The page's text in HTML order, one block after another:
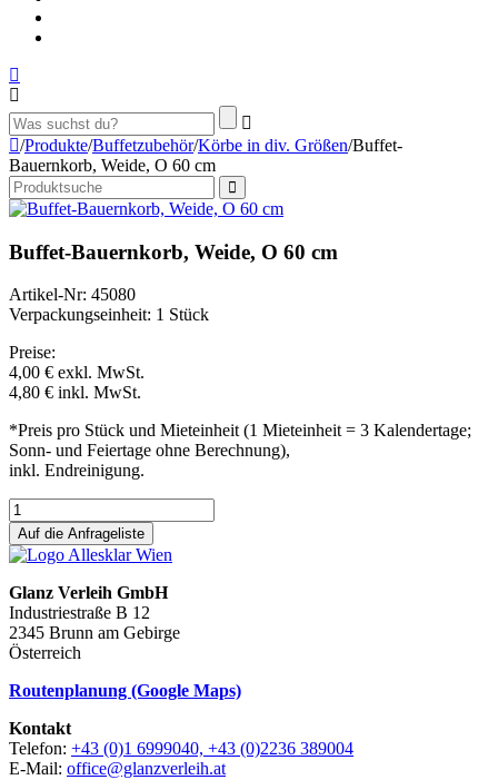
/Produkte/Buffetzubehör/Körbe in div. Größen/Buffet-
Bauernkorb, Weide, O 60 cm
Buffet-Bauernkorb, Weide, O 60 cm
Artikel-Nr: 45080
Verpackungseinheit: 1 Stück
Preise:
4,00 € exkl. MwSt.
4,80 € inkl. MwSt.
*Preis pro Stück und Mieteinheit (1 Mieteinheit = 3 Kalendertage;
Sonn- und Feiertage ohne Berechnung),
inkl. Endreinigung.
Auf die Anfrageliste
Glanz Verleih GmbH
Industriestraße B 12
2345 Brunn am Gebirge
Österreich
Routenplanung (Google Maps)
Kontakt
Telefon: +43 (0)1 6999040, +43 (0)2236 389004
E-Mail: office@glanzverleih.at